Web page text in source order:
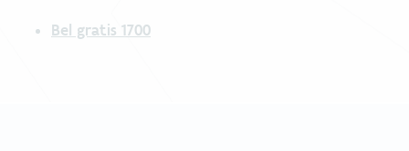
Bel gratis 1700